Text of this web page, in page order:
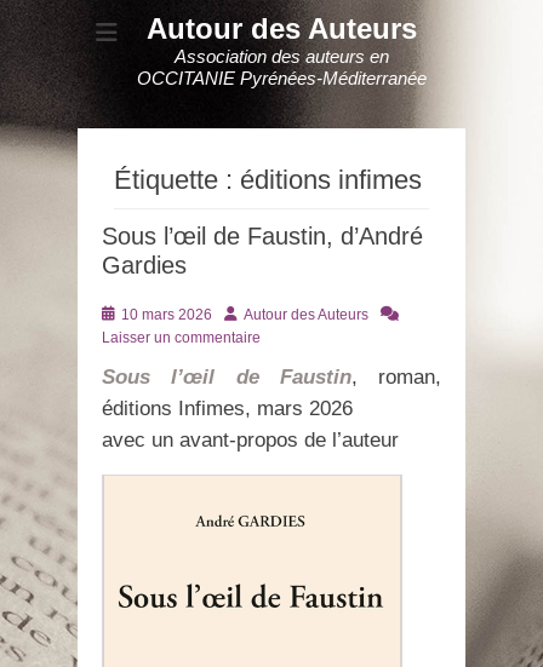
Autour des Auteurs
Association des auteurs en
OCCITANIE Pyrénées-Méditerranée
Étiquette : éditions infimes
Sous l’œil de Faustin, d’André
Gardies
Posté
le
10 mars 2026 AuteurAutour des Auteurs
Laisser un commentaire
Sous l’œil de Faustin, roman,
éditions Infimes, mars 2026
avec un avant-propos de l’auteur